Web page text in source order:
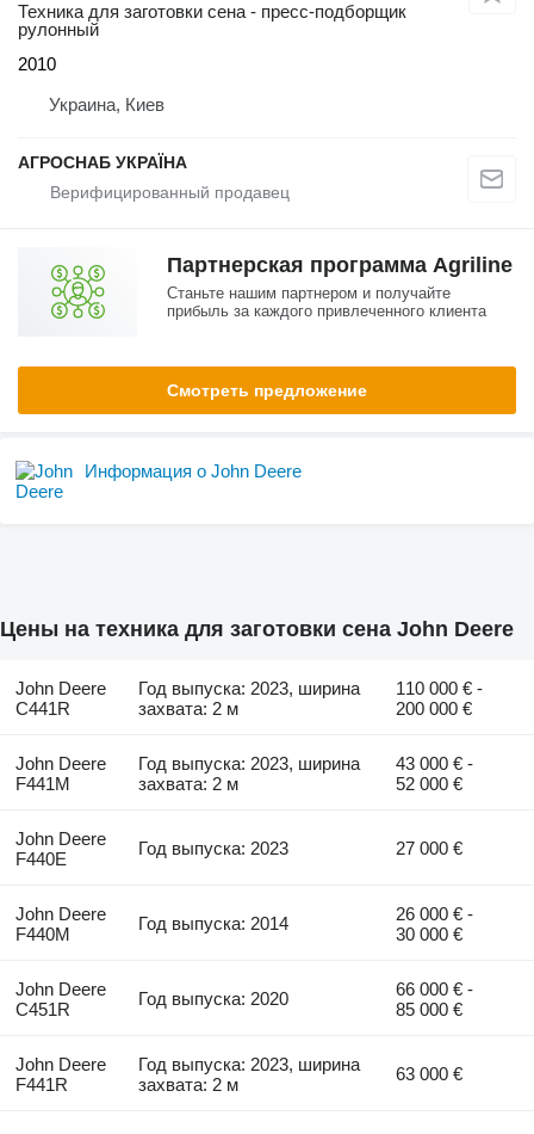
Техника для заготовки сена - пресс-подборщик
рулонный
2010
Украина, Киев
АГРОСНАБ УКРАЇНА
Партнерская программа Agriline
Станьте нашим партнером и получайте
прибыль за каждого привлеченного клиента
Смотреть предложение
Информация о John Deere
Цены на техника для заготовки сена John Deere
John Deere
C441R
Год выпуска: 2023, ширина
захвата: 2 м
110 000 € -
200 000 €
John Deere
F441M
Год выпуска: 2023, ширина
захвата: 2 м
43 000 € -
52 000 €
John Deere
F440E
Год выпуска: 2023 27 000 €
John Deere
F440M
Год выпуска: 2014
26 000 € -
30 000 €
John Deere
C451R
Год выпуска: 2020
66 000 € -
85 000 €
John Deere
F441R
Год выпуска: 2023, ширина
захвата: 2 м
63 000 €